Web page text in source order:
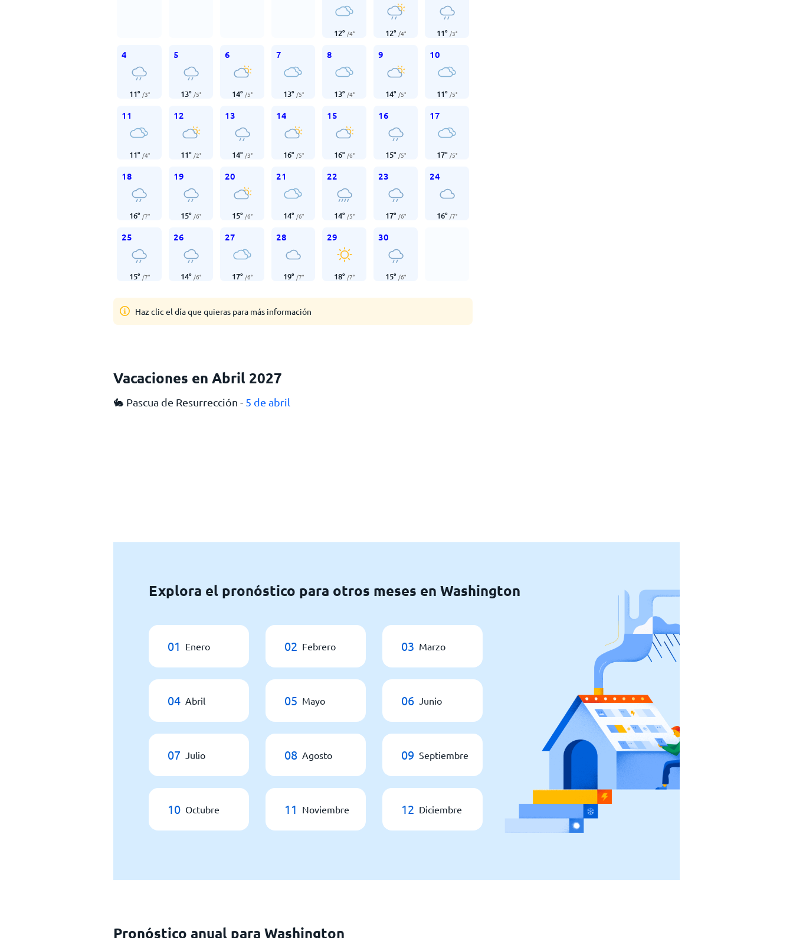
12° /4° 12° /4° 11° /3°
4
11° /3°
5
13° /5°
6
14° /5°
7
13° /5°
8
13° /4°
9
14° /5°
10
11° /5°
11
11° /4°
12
11° /2°
13
14° /3°
14
16° /5°
15
16° /6°
16
15° /5°
17
17° /5°
18
16° /7°
19
15° /6°
20
15° /6°
21
14° /6°
22
14° /5°
23
17° /6°
24
16° /7°
25
15° /7°
26
14° /6°
27
17° /6°
28
19° /7°
29
18° /7°
30
15° /6°
Haz clic el día que quieras para más información
Vacaciones en Abril 2027
🐇 Pascua de Resurrección - 5 de abril
Explora el pronóstico para otros meses en Washington
01 Enero 02 Febrero 03 Marzo
04 Abril 05 Mayo 06 Junio
07 Julio 08 Agosto 09 Septiembre
10 Octubre 11 Noviembre 12 Diciembre
Pronóstico anual para Washington